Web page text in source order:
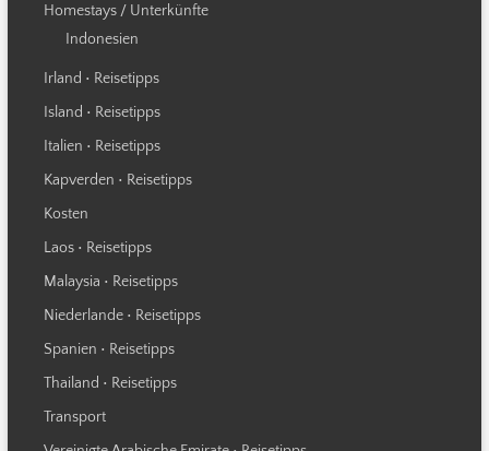
Homestays / Unterkünfte
Indonesien
Irland • Reisetipps
Island • Reisetipps
Italien • Reisetipps
Kapverden • Reisetipps
Kosten
Laos • Reisetipps
Malaysia • Reisetipps
Niederlande • Reisetipps
Spanien • Reisetipps
Thailand • Reisetipps
Transport